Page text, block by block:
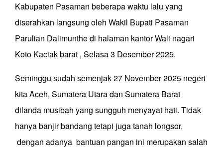
Kabupaten Pasaman beberapa waktu lalu yang
diserahkan langsung oleh Wakil Bupati Pasaman
Parulian Dalimunthe di halaman kantor Wali nagari
Koto Kaciak barat , Selasa 3 Desember 2025.
Seminggu sudah semenjak 27 November 2025 negeri
kita Aceh, Sumatera Utara dan Sumatera Barat
dilanda musibah yang sungguh menyayat hati. Tidak
hanya banjir bandang tetapi juga tanah longsor,
dengan adanya bantuan pangan ini merupakan salah